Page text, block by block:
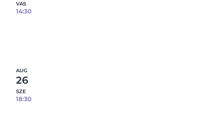
VAS
14:30
AUG
26
SZE
18:30